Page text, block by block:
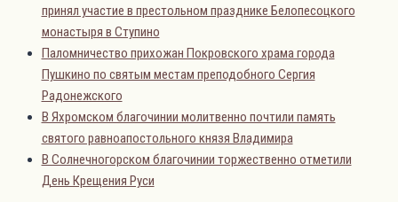
принял участие в престольном празднике Белопесоцкого
монастыря в Ступино
Паломничество прихожан Покровского храма города
Пушкино по святым местам преподобного Сергия
Радонежского
В Яхромском благочинии молитвенно почтили память
святого равноапостольного князя Владимира
В Солнечногорском благочинии торжественно отметили
День Крещения Руси